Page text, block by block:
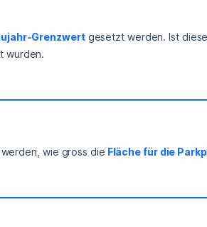
Grenzwert gesetzt werden. Ist
wurden.
wie gross die Fläche für die